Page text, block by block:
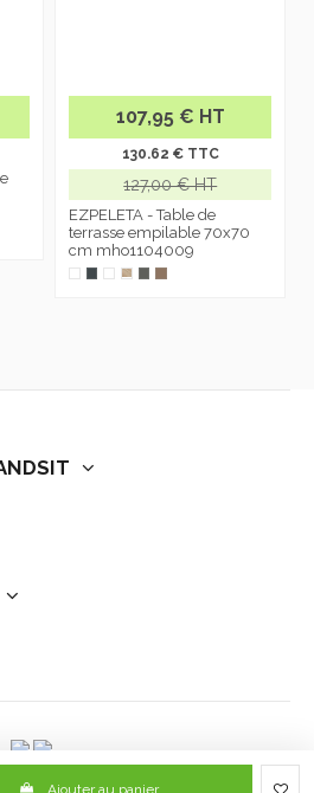
Ajouter au panier
107,95 € HT
130.62 € TTC
127,00 € HT
EZPELETA - Table de
terrasse empilable 70x70
cm mho1104009